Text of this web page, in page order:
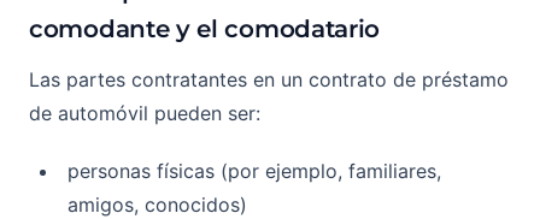
comodante y el comodatario
Las partes contratantes en un contrato de préstamo
de automóvil pueden ser:
personas físicas (por ejemplo, familiares,
amigos, conocidos)